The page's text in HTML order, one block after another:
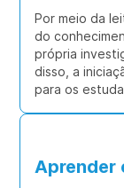
Por meio da
do
própria
disso, a
para os
Aprender